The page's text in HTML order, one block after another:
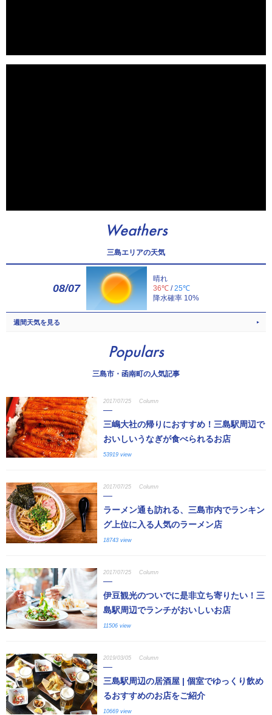
Weathers
三島エリアの天気
08/07
晴れ
36℃ /25℃
降水確率 10%
週間天気を見る
Populars
三島市・函南町の人気記事
2017/07/25 Column
三嶋大社の帰りにおすすめ！三島駅周辺で
おいしいうなぎが食べられるお店
53919 view
2017/07/25 Column
ラーメン通も訪れる、三島市内でランキン
グ上位に入る人気のラーメン店
18743 view
2017/07/25 Column
伊豆観光のついでに是非立ち寄りたい！三
島駅周辺でランチがおいしいお店
11506 view
2019/03/05 Column
三島駅周辺の居酒屋 | 個室でゆっくり飲め
るおすすめのお店をご紹介
10669 view